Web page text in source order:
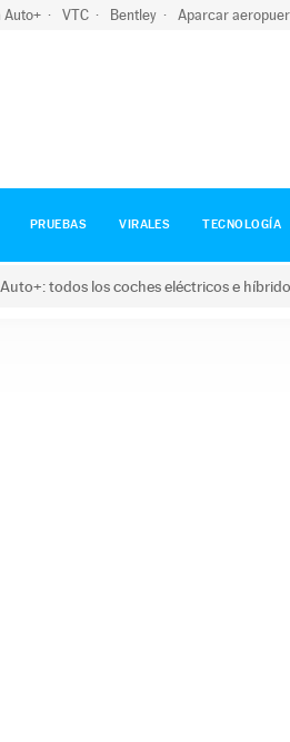
Auto+ VTC Bentley Aparcar
PRUEBAS VIRALES TECNOLOGÍA
todos los coches eléctricos e